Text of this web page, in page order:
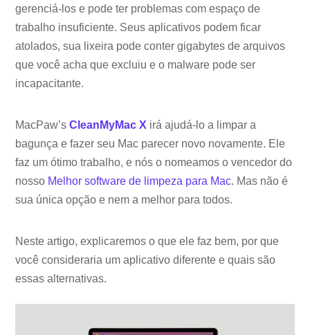
gerenciá-los e pode ter problemas com espaço de
trabalho insuficiente. Seus aplicativos podem ficar
atolados, sua lixeira pode conter gigabytes de arquivos
que você acha que excluiu e o malware pode ser
incapacitante.
MacPaw’sCleanMyMac X irá ajudá-lo a limpar a
bagunça e fazer seu Mac parecer novo novamente. Ele
faz um ótimo trabalho, e nós o nomeamos o vencedor do
nosso Melhor software de limpeza para Mac. Mas não é
sua única opção e nem a melhor para todos.
Neste artigo, explicaremos o que ele faz bem, por que
você consideraria um aplicativo diferente e quais são
essas alternativas.